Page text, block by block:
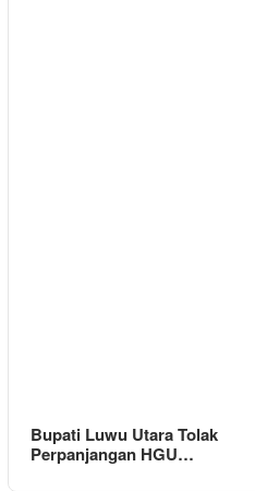
Bupati Luwu Utara Tolak
Perpanjangan HGU…